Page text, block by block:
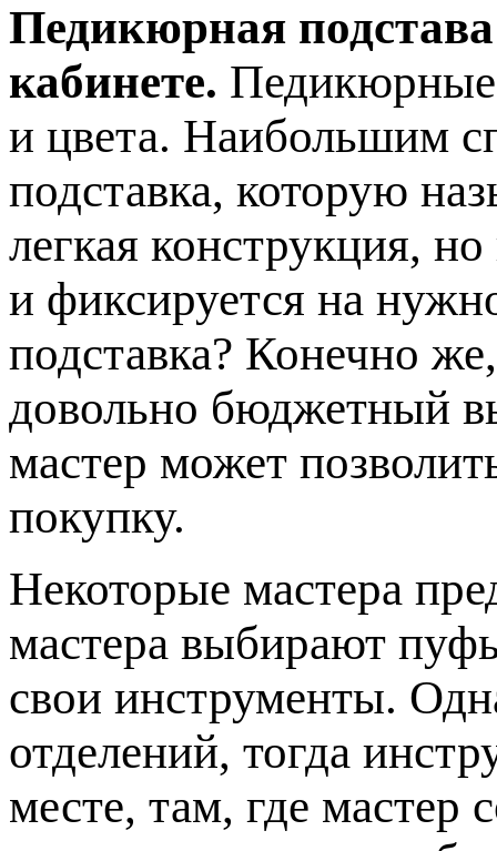
Педикюрная подстава
кабинете. Педикюрные
и цвета. Наибольшим
подставка, которую
легкая конструкция,
и фиксируется на
подставка? Конечно
довольно бюджетный
мастер может
покупку.
Некоторые мастера
мастера выбирают
свои инструменты.
отделений, тогда
месте, там, где